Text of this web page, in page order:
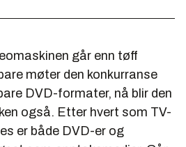
går enn tøff
møter den konkurranse
DVD-formater, nå blir den
også. Etter hvert som TV-
er både DVD-er og